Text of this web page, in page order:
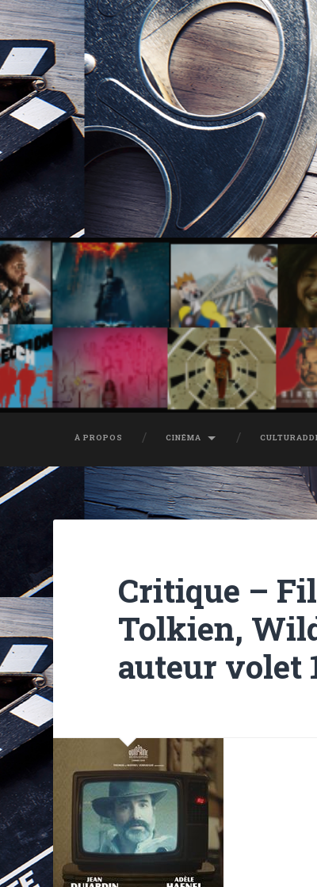
À PROPOS CINÉMA
Critique –
Tolkien,
auteur volet